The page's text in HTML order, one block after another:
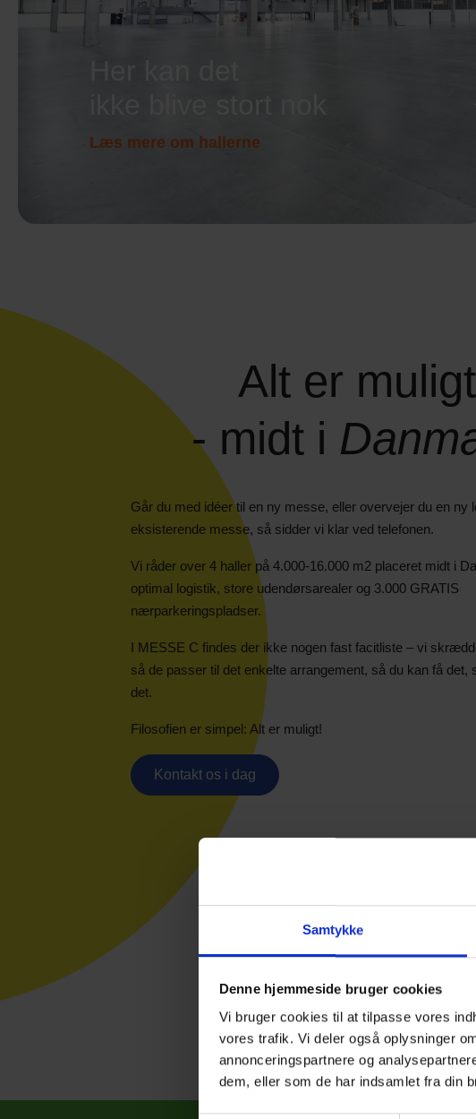
Samtykke
Denne hjemmeside bruger cookies
Vi bruger cookies til at tilpasse vores
vores trafik. Vi deler også oplysninger
annonceringspartnere og
dem, eller som de har indsamlet fra din
Her kan det
Læs mere om hallerne
Alt er muligt
- midt i
Går du med idéer til en ny messe, eller overvejer du en ny
eksisterende messe, så sidder vi klar ved telefonen.
Vi råder over 4 haller på 4.000-16.000 m2 placeret midt i
optimal logistik, store udendørsarealer og 3.000 GRATIS
nærparkeringspladser.
I MESSE C findes der ikke nogen fast facitliste – vi
så de passer til det enkelte arrangement, så du kan få det,
det.
Filosofien er simpel: Alt er muligt!
Kontakt os i dag
Hal E